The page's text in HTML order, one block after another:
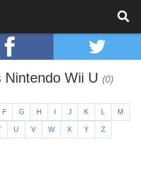
Nintendo Wii U (0)
F G H J K L M
U V W X Y Z